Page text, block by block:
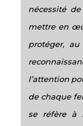
nécessité
mettre en
protéger,
l’attention
de chaque
se réfère à